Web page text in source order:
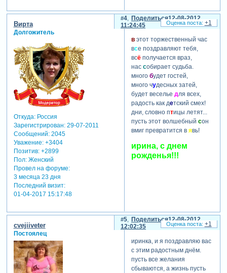
Поделиться
4
12-08-2012
11:24:45
Вирта
Долгожитель
Откуда:Россия
Зарегистрирован: 29-07-2011
Сообщений:2045
Уважение: +3404
Позитив: +2899
Пол:Женский
Провел на форуме:
3 месяца 23 дня
Последний визит:
01-04-2017 15:17:48
вэтот торжественный час
все поздравляют тебя,
всёполучается враз,
нас собирает судьба.
много будет гостей,
много чудесных затей,
будет веселье для всех,
радость как детский смех!
дни, словно птицы летят...
пусть этот волшебный сон
вмиг превратится в явь!
ирина, с днем
рожденья!!!
+1
Поделиться
5
12-08-2012
12:02:35
cvejiiveter
Постоялец
иринка, и я поздравляю вас
с этим радостным днём.
пусть все желания
сбываются, а жизнь пусть
+1